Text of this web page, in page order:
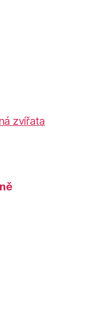
zvířata